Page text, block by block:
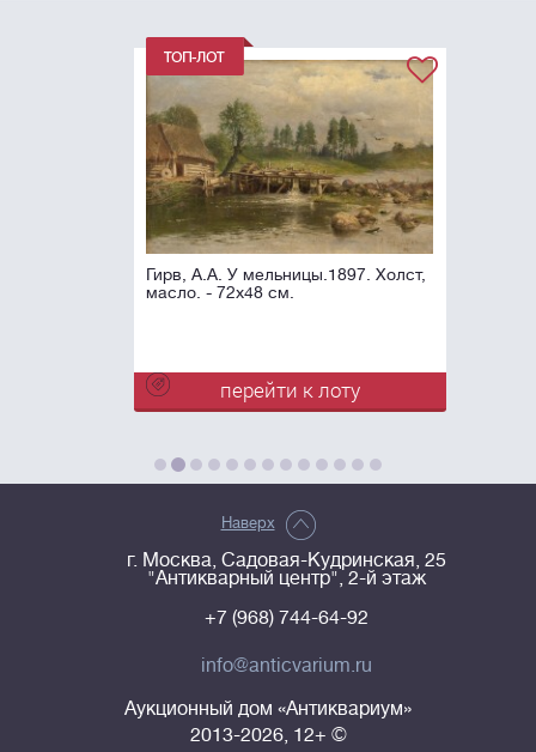
Гирв, А.А. У мельницы.1897. Холст,
масло. - 72x48 см.
перейти к лоту
Наверх
г. Москва, Садовая-Кудринская, 25
"Антикварный центр", 2-й этаж
+7 (968) 744-64-92
info@anticvarium.ru
Аукционный дом «Антиквариум»
2013-2026, 12+ ©